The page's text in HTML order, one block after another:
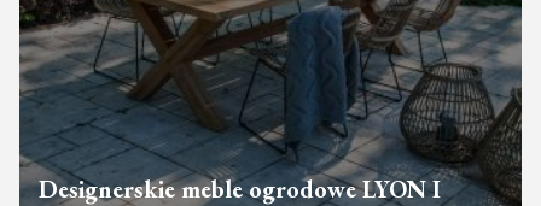
Designerskie meble ogrodowe LYON I